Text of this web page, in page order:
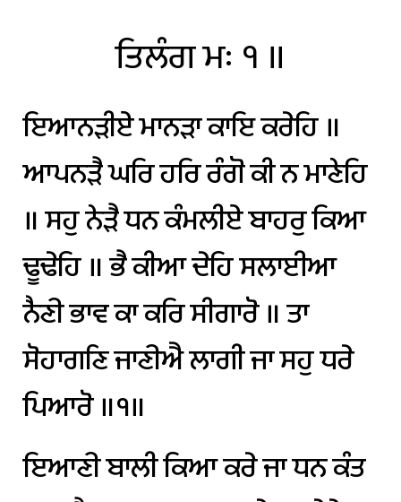
ਤਿਲੰਗਮਃ ੧ ॥
ਇਆਨੜੀਏਮਾਨੜਾਕਾਇਕਰੇਹਿ॥
ਆਪਨੜੈਘਰਿਹਰਿਰੰਗੋਕੀਨਮਾਣੇਹਿ
॥ਸਹੁਨੇੜੈਧਨਕੰਮਲੀਏਬਾਹਰੁਕਿਆ
ਢੂਢੇਹਿ॥ਭੈਕੀਆਦੇਹਿਸਲਾਈਆ
ਨੈਣੀਭਾਵਕਾਕਰਿਸੀਗਾਰੋ॥ਤਾ
ਸੋਹਾਗਣਿਜਾਣੀਐਲਾਗੀਜਾਸਹੁਧਰੇ
ਪਿਆਰੋ॥੧॥
ਇਆਣੀਬਾਲੀਕਿਆਕਰੇਜਾਧਨਕੰਤ